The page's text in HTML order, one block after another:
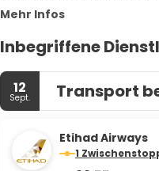
Mehr Infos
Inbegriffene
12
Sept. Transport
Etihad Airways
1